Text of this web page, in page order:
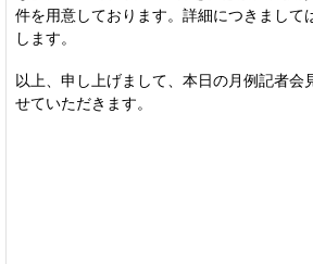
件を用意しております。詳細につきまして
します。
以上、申し上げまして、本日の月例記者会
せていただきます。